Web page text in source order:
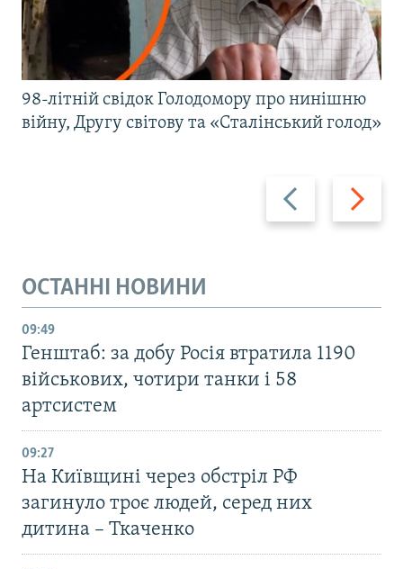
Назад Вперед
98-літній свідок Голодомору про нинішню
війну, Другу світову та «Сталінський голод»
ОСТАННІ НОВИНИ
09:49
Генштаб: за добу Росія втратила 1190
військових, чотири танки і 58
артсистем
09:27
На Київщині через обстріл РФ
загинуло троє людей, серед них
дитина – Ткаченко